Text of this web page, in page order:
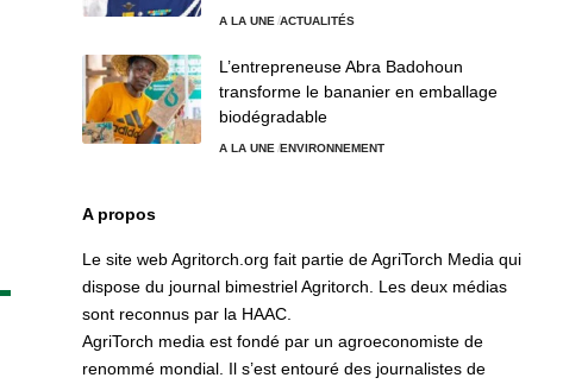
A LA UNE ACTUALITÉS
L’entrepreneuse Abra Badohoun
transforme le bananier en emballage
biodégradable
A LA UNE ENVIRONNEMENT
A propos
Le site web Agritorch.org fait partie de AgriTorch Media qui
dispose du journal bimestriel Agritorch. Les deux médias
sont reconnus par la HAAC.
AgriTorch media est fondé par un agroeconomiste de
renommé mondial. Il s’est entouré des journalistes de